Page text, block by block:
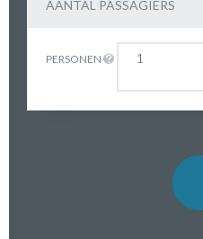
AANTAL PASSAGIERS
PERSONEN